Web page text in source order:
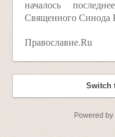
началось
Священного Синода
Православие.Ru
Switch
Powered by